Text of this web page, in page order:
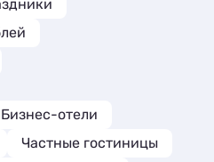
Бизнес-отели
Частные гостиницы